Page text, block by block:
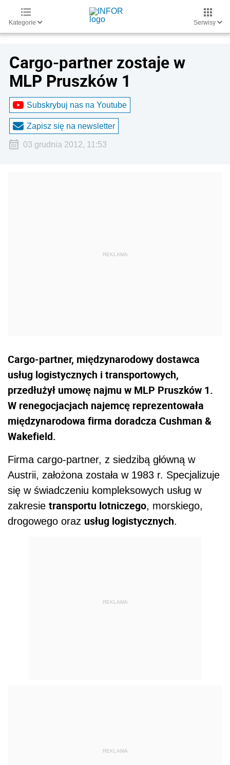
Kategorie Serwisy
Cargo-partner zostaje w
MLP Pruszków 1
Subskrybuj nas na Youtube
Zapisz się na newsletter
03 grudnia 2012, 11:53
Cargo-partner, międzynarodowy dostawca
usług logistycznych i transportowych,
przedłużył umowę najmu w MLP Pruszków 1.
W renegocjacjach najemcę reprezentowała
międzynarodowa firma doradcza Cushman &
Wakefield.
Firma cargo-partner, z siedzibą główną w
Austrii, założona została w 1983 r. Specjalizuje
się w świadczeniu kompleksowych usług w
zakresie transportu lotniczego, morskiego,
drogowego oraz usług logistycznych.
REKLAMA
REKLAMA